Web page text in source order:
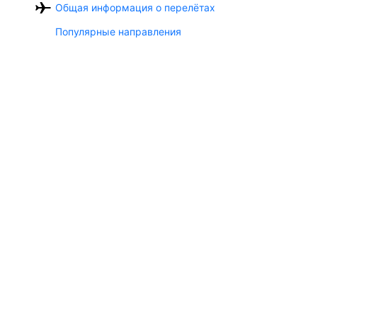
Общая информация о перелётах
Популярные направления